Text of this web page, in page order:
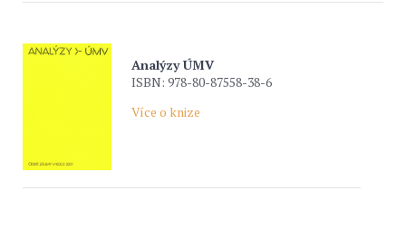
Analýzy ÚMV
ISBN: 978-80-87558-38-6
Více o knize